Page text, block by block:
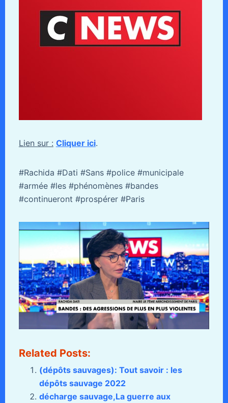
Lien sur : Cliquer ici.
#Rachida #Dati #Sans #police #municipale
#armée #les #phénomènes #bandes
#continueront #prospérer #Paris
Related Posts:
(dépôts sauvages): Tout savoir : les
dépôts sauvage 2022
décharge sauvage,La guerre aux